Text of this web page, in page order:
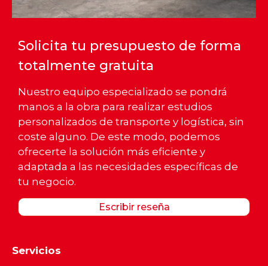
Solicita tu presupuesto de forma
totalmente gratuita
Nuestro equipo especializado se pondrá
manos a la obra para realizar estudios
personalizados de transporte y logística, sin
coste alguno. De este modo, podemos
ofrecerte la solución más eficiente y
adaptada a las necesidades específicas de
tu negocio.
Escribir reseña
Servicios